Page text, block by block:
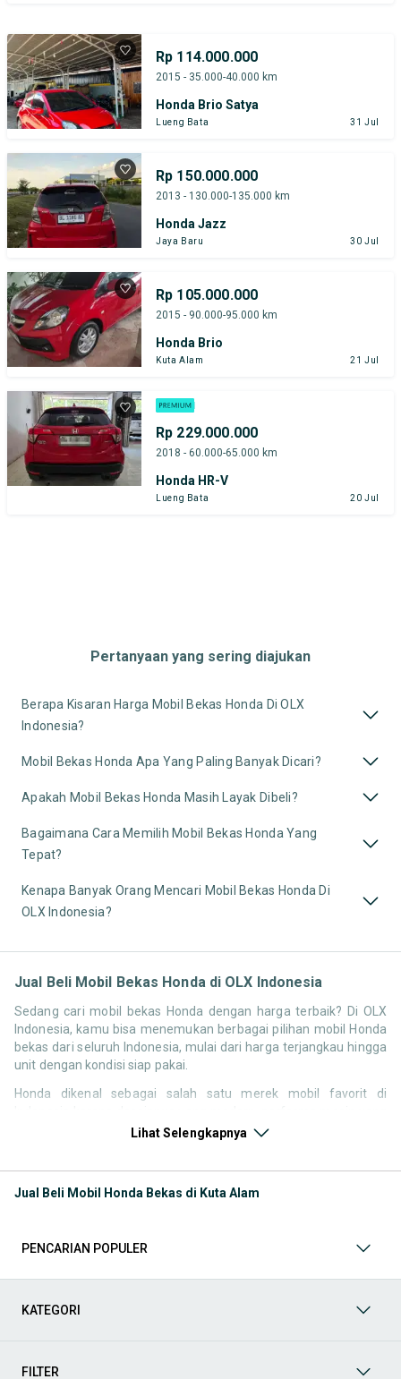
Rp 114.000.000
2015 - 35.000-40.000 km
Honda Brio Satya
Lueng Bata 31 Jul
Rp 150.000.000
2013 - 130.000-135.000 km
Honda Jazz
Jaya Baru 30 Jul
Rp 105.000.000
2015 - 90.000-95.000 km
Honda Brio
Kuta Alam 21 Jul
Rp 229.000.000
2018 - 60.000-65.000 km
Honda HR-V
Lueng Bata 20 Jul
Pertanyaan yang sering diajukan
Berapa Kisaran Harga Mobil Bekas Honda Di OLX
Indonesia?
Mobil Bekas Honda Apa Yang Paling Banyak Dicari?
Apakah Mobil Bekas Honda Masih Layak Dibeli?
Bagaimana Cara Memilih Mobil Bekas Honda Yang
Tepat?
Kenapa Banyak Orang Mencari Mobil Bekas Honda Di
OLX Indonesia?
Jual Beli Mobil Bekas Honda di OLX Indonesia
Sedang cari mobil bekas Honda dengan harga terbaik? Di OLX
Indonesia, kamu bisa menemukan berbagai pilihan mobil Honda
bekas dari seluruh Indonesia, mulai dari harga terjangkau hingga
unit dengan kondisi siap pakai.
Honda dikenal sebagai salah satu merek mobil favorit di
responsif, serta kenyamanan berkendara. Tidak heran jika
Melalui halaman ini, kamu bisa langsung membandingkan
Model Mobil Bekas Honda yang Paling Banyak Dicari
Beberapa model Honda memiliki permintaan tinggi di pasar
Mobil harian dan city car
Lihat Selengkapnya
Jual Beli Mobil Honda Bekas di Kuta Alam
PENCARIAN POPULER
KATEGORI
FILTER